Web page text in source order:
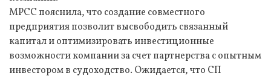
MPCC пояснила, что создание совместного
предприятия позволит высвободить связанный
капитал и оптимизировать инвестиционные
возможности компании за счет партнерства с опытным
инвестором в судоходство. Ожидается, что СП